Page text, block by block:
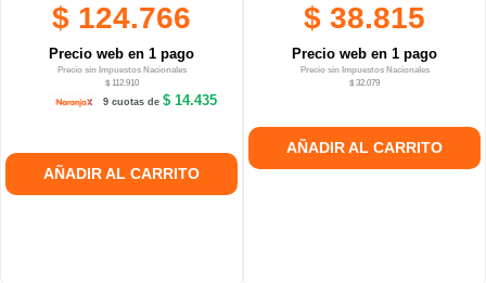
$ 124.766
Precio web en 1 pago
Precio sin Impuestos Nacionales
$ 112.910
9 cuotas de$ 14.435
AÑADIR AL CARRITO
$ 38.815
Precio web en 1 pago
Precio sin Impuestos Nacionales
$ 32.079
AÑADIR AL CARRITO